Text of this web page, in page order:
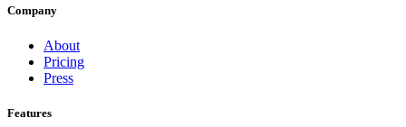
Company
About
Pricing
Press
Features